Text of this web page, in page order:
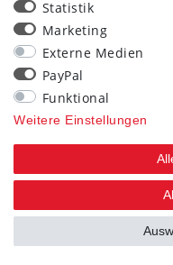
Statistik
Marketing
Externe Medien
PayPal
Funktional
Weitere Einstellungen